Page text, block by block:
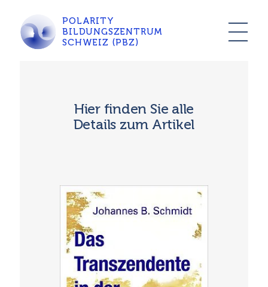
POLARITY
BILDUNGSZENTRUM
SCHWEIZ (PBZ)
Hier finden Sie alle
Details zum Artikel